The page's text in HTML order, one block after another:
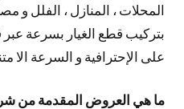
المحلات ، المنازل ، الفلل و
بتركيب قطع الغيار بسرعة
على الإحترافية و السرعة الا
ما هي العروض المقدمة من